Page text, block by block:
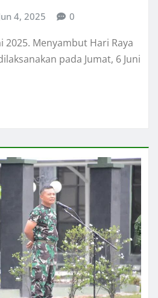
4, 2025 0
2025. Menyambut Hari Raya
pada Jumat, 6 Juni